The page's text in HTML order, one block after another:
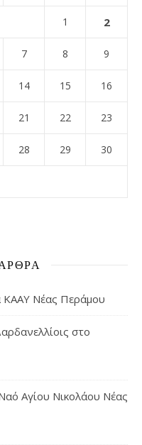
1 2
7 8 9
14 15 16
21 22 23
28 29 30
Νέας Περάμου
στο
Αγίου Νικολάου Νέας